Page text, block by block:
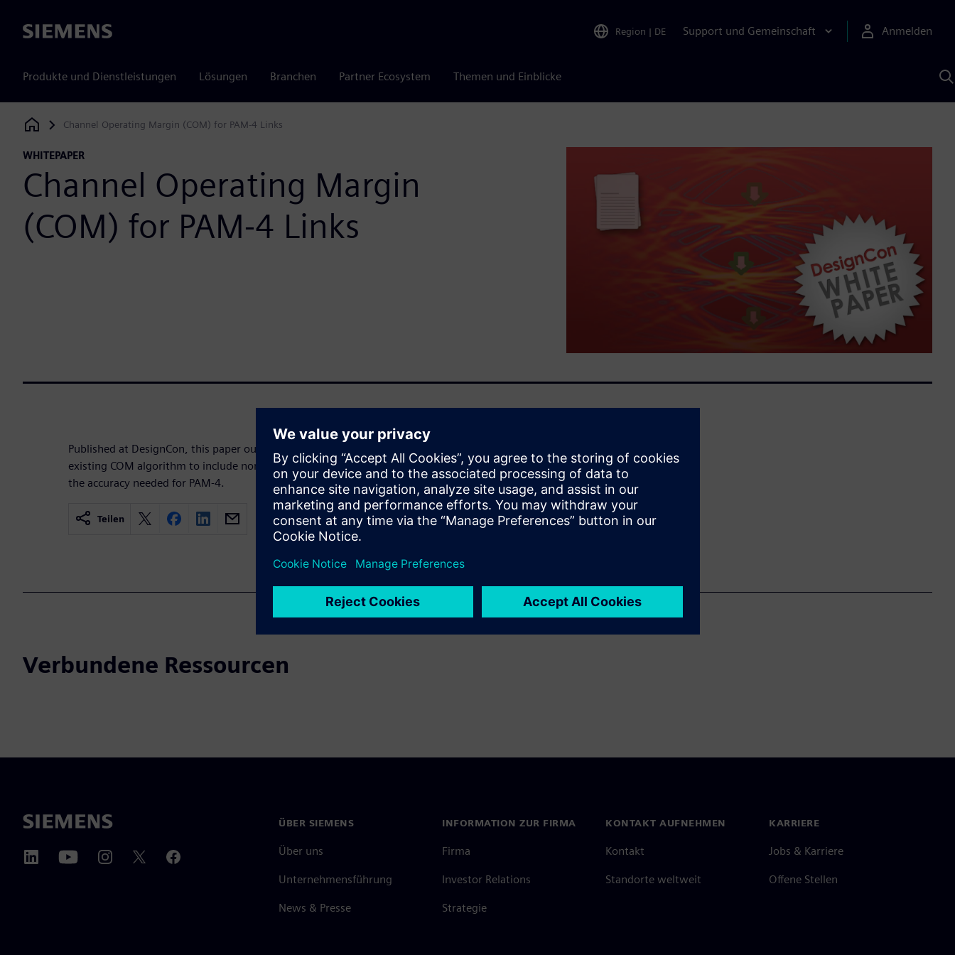
Siemens Region | DE Support und Gemeinschaft Anmelden
Produkte und Dienstleistungen Lösungen Branchen Partner Ecosystem Themen und Einblicke
KI
Siemens Digital Industries Software
Channel Operating Margin (COM) for PAM-4 Links
WHITEPAPER
Channel Operating Margin
(COM) for PAM-4 Links
Published at DesignCon, this paper outlines an approach for extending the
existing COM algorithm to include non-linearities and time skew, thus providing
the accuracy needed for PAM-4.
Teilen
Verbundene Ressourcen
ÜBER SIEMENS
Über uns
Unternehmensführung
News & Presse
INFORMATION ZUR FIRMA
Firma
Investor Relations
Strategie
KONTAKT AUFNEHMEN
Kontakt
Standorte weltweit
KARRIERE
Jobs & Karriere
Offene Stellen